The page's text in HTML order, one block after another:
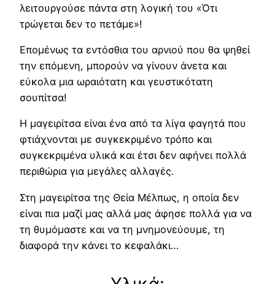
λειτουργούσε πάντα στη λογική του «Ότι
τρώγεται δεν το πετάμε»!
Επομένως τα εντόσθια του αρνιού που θα ψηθεί
την επόμενη, μπορούν να γίνουν άνετα και
εύκολα μια ωραιότατη και γευστικότατη
σουπίτσα!
Η μαγειρίτσα είναι ένα από τα λίγα φαγητά που
φτιάχνονται με συγκεκριμένο τρόπο και
συγκεκριμένα υλικά και έτσι δεν αφήνει πολλά
περιθώρια για μεγάλες αλλαγές.
Στη μαγειρίτσα της Θεία Μέλπως, η οποία δεν
είναι πια μαζί μας αλλά μας άφησε πολλά για να
τη θυμόμαστε και να τη μνημονεύουμε, τη
διαφορά την κάνει το κεφαλάκι…